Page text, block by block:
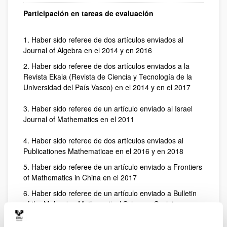
Participación en tareas de evaluación
1. Haber sido referee de dos artículos enviados al
Journal of Algebra en el 2014 y en 2016
2. Haber sido referee de dos artículos enviados a la
Revista Ekaia (Revista de Ciencia y Tecnología de la
Universidad del País Vasco) en el 2014 y en el 2017
3. Haber sido referee de un artículo enviado al Israel
Journal of Mathematics en el 2011
4. Haber sido referee de dos artículos enviados al
Publicationes Mathematicae en el 2016 y en 2018
5. Haber sido referee de un artículo enviado a Frontiers
of Mathematics in China en el 2017
6. Haber sido referee de un artículo enviado a Bulletin
of the Malaysian Mathematical Sciences Society
(BMMS) en el año 2019